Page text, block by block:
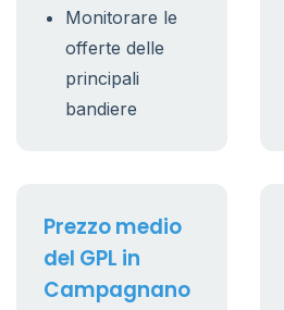
Monitorare le
offerte delle
principali
bandiere
Prezzo medio
del GPL in
Campagnano